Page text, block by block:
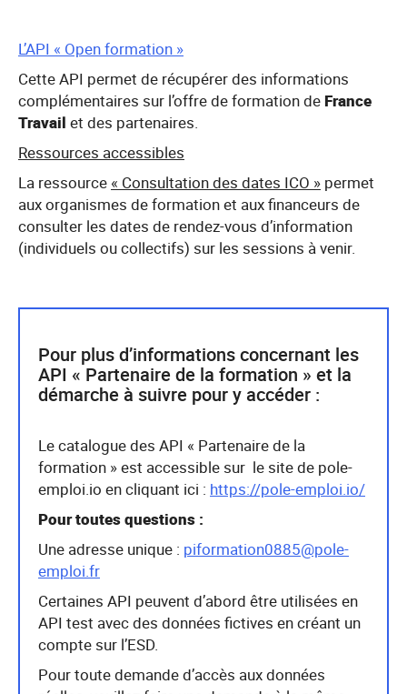
L’API « Open formation »
Cette API permet de récupérer des informations
complémentaires sur l’offre de formation de France
Travail et des partenaires.
Ressources accessibles
La ressource « Consultation des dates ICO » permet
aux organismes de formation et aux financeurs de
consulter les dates de rendez-vous d’information
(individuels ou collectifs) sur les sessions à venir.
Pour plus d’informations concernant les
API « Partenaire de la formation » et la
démarche à suivre pour y accéder :
Le catalogue des API « Partenaire de la
formation » est accessible sur le site de pole-
emploi.io en cliquant ici : https://pole-emploi.io/
Pour toutes questions :
Une adresse unique : piformation0885@pole-
emploi.fr
Certaines API peuvent d’abord être utilisées en
API test avec des données fictives en créant un
compte sur l’ESD.
Pour toute demande d’accès aux données